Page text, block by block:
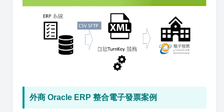
外商 Oracle ERP 整合電子發票案例